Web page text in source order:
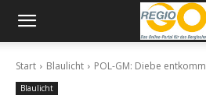
Start Blaulicht POL-GM: Diebe
Blaulicht